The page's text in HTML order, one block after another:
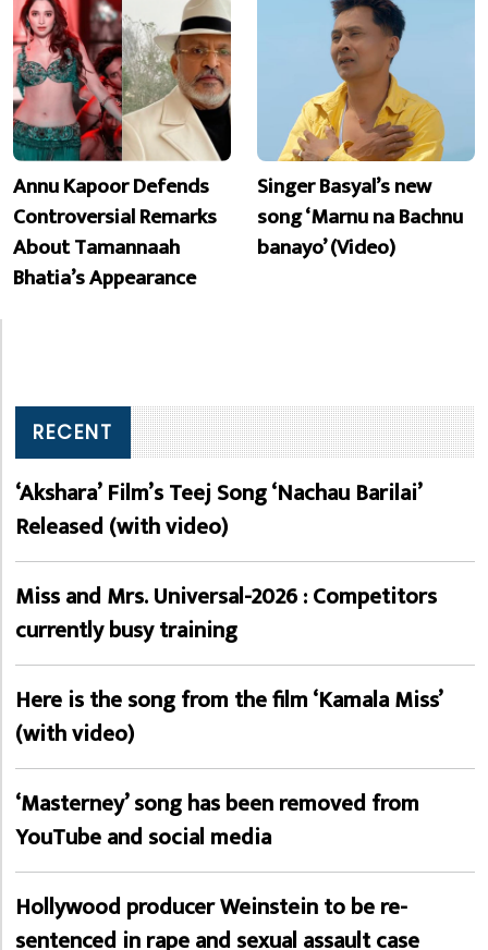
Annu Kapoor Defends
Controversial Remarks
About Tamannaah
Bhatia’s Appearance
Singer Basyal’s new
song ‘Marnu na Bachnu
banayo’ (Video)
RECENT
‘Akshara’ Film’s Teej Song ‘Nachau Barilai’
Released (with video)
Miss and Mrs. Universal-2026 : Competitors
currently busy training
Here is the song from the film ‘Kamala Miss’
(with video)
‘Masterney’ song has been removed from
YouTube and social media
Hollywood producer Weinstein to be re-
sentenced in rape and sexual assault case